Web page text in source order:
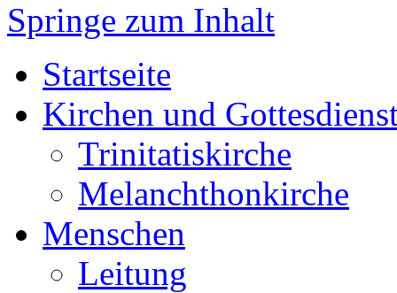
Springe zum Inhalt
Startseite
Kirchen und
Trinitatiskirche
Melanchthonkirche
Menschen
Leitung